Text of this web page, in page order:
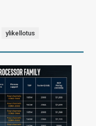
ylikellotus